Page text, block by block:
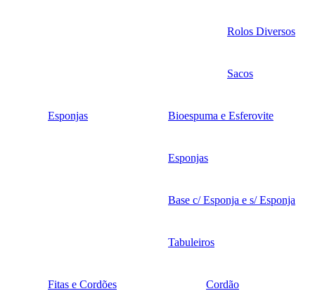
Rolos Diversos
Sacos
Esponjas Bioespuma e Esferovite
Esponjas
Base c/ Esponja e s/ Esponja
Tabuleiros
Fitas e Cordões Cordão